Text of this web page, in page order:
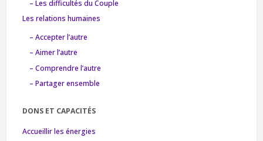
– Les difficultés du Couple
Les relations humaines
– Accepter l’autre
– Aimer l’autre
– Comprendre l’autre
– Partager ensemble
DONS ET CAPACITÉS
Accueillir les énergies